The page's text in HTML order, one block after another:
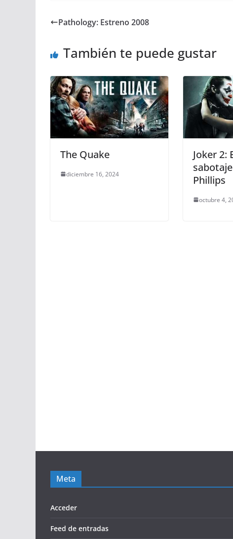
Pathology: Estreno 2008
También te puede gustar
The Quake
diciembre 16, 2024
Joker 2:
Phillips
octubre 4,
Meta
Acceder
Feed de entradas